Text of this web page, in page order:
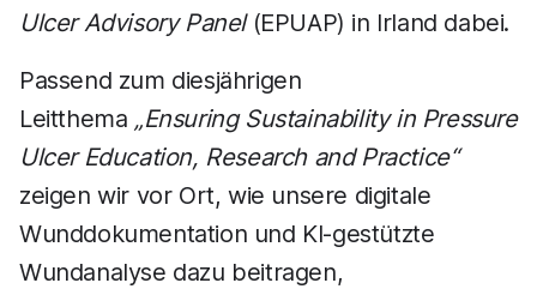
Ulcer Advisory Panel(EPUAP) in Irland dabei.
Passend zum diesjährigen
Leitthema „Ensuring Sustainability in Pressure
Ulcer Education, Research and Practice“
zeigen wir vor Ort, wie unsere digitale
Wunddokumentation und KI-gestützte
Wundanalyse dazu beitragen,